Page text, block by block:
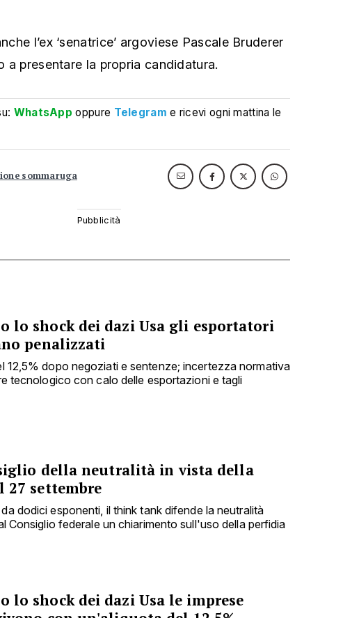
l’ex ‘senatrice’ argoviese Pascale Bruderer
a presentare la propria candidatura.
WhatsApp oppure Telegram e ricevi ogni mattina le
sommaruga
lo shock dei dazi Usa gli esportatori
penalizzati
12,5% dopo negoziati e sentenze; incertezza normativa
tecnologico con calo delle esportazioni e tagli
della neutralità in vista della
27 settembre
dodici esponenti, il think tank difende la neutralità
Consiglio federale un chiarimento sull'uso della perfidia
lo shock dei dazi Usa le imprese